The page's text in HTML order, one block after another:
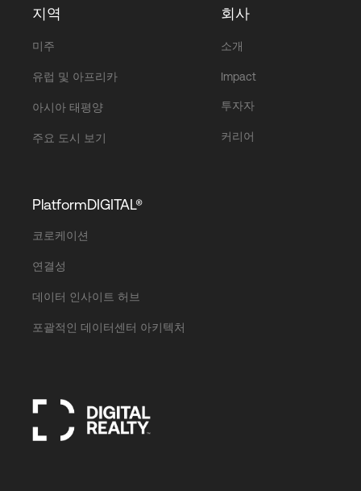
지역
미주
유럽 및 아프리카
아시아 태평양
주요 도시 보기
회사
소개
Impact
투자자
커리어
PlatformDIGITAL®
코로케이션
연결성
데이터 인사이트 허브
포괄적인 데이터센터 아키텍처